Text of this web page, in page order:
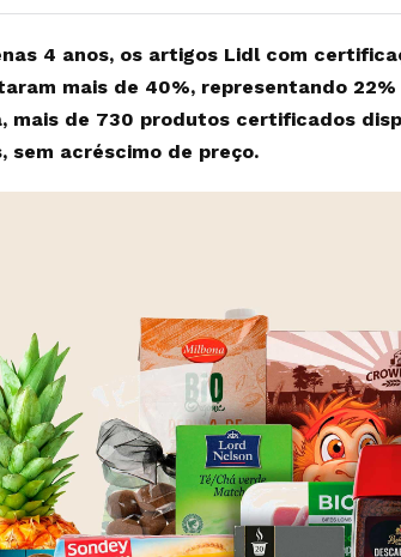
4 anos, os artigos Lidl com
mais de 40%, representando
mais de 730 produtos certificados
sem acréscimo de preço.